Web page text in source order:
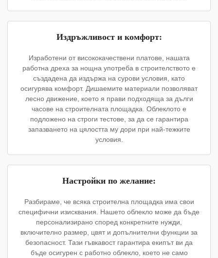
Издръжливост и комфорт:
Изработени от висококачествени платове, нашата
работна дреха за нощна употреба в строителството е
създадена да издържа на сурови условия, като
осигурява комфорт. Дишаемите материали позволяват
лесно движение, което я прави подходяща за дълги
часове на строителната площадка. Облеклото е
подложено на строги тестове, за да се гарантира
запазването на цялостта му дори при най-тежките
условия.
Настройки по желание:
Разбираме, че всяка строителна площадка има свои
специфични изисквания. Нашето облекло може да бъде
персонализирано според конкретните нужди,
включително размер, цвят и допълнителни функции за
безопасност. Тази гъвкавост гарантира екипът ви да
бъде осигурен с работно облекло, което не само